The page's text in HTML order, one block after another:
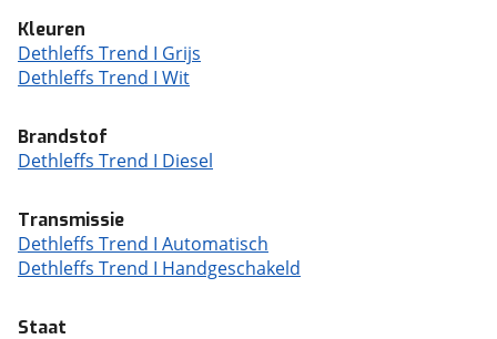
Kleuren
Dethleffs Trend I Grijs
Dethleffs Trend I Wit
Brandstof
Dethleffs Trend I Diesel
Transmissie
Dethleffs Trend I Automatisch
Dethleffs Trend I Handgeschakeld
Staat